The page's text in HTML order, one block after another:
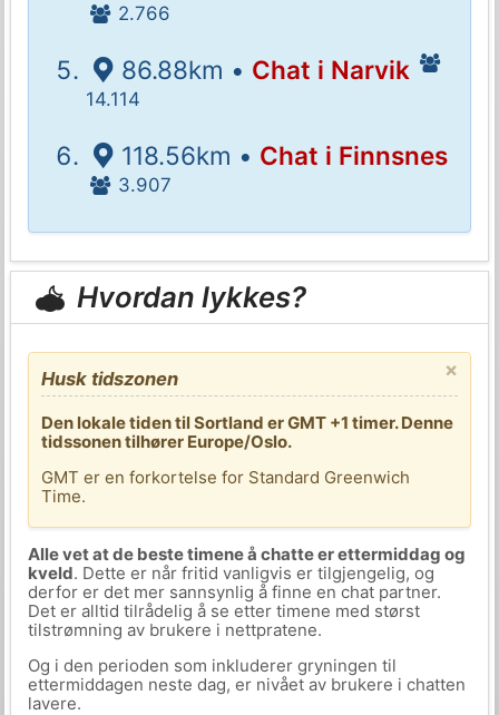
2.766
86.88km • Chat i Narvik
14.114
118.56km • Chat i Finnsnes
3.907
Hvordan lykkes?
×
Husk tidszonen
Den lokale tiden til Sortland er GMT +1 timer. Denne
tidssonen tilhører Europe/Oslo.
GMT er en forkortelse for Standard Greenwich
Time.
Alle vet at de beste timene å chatte er ettermiddag og
kveld. Dette er når fritid vanligvis er tilgjengelig, og
derfor er det mer sannsynlig å finne en chat partner.
Det er alltid tilrådelig å se etter timene med størst
tilstrømning av brukere i nettpratene.
Og i den perioden som inkluderer gryningen til
ettermiddagen neste dag, er nivået av brukere i chatten
lavere.